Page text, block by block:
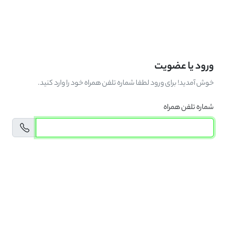
ورود یا عضویت
خوش آمدید! برای ورود لطفا شماره تلفن همراه خود را وارد کنید.
شماره تلفن همراه